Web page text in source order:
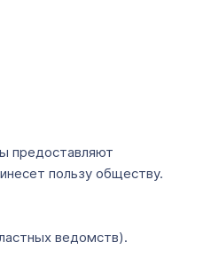
предоставляют
пользу обществу.
ведомств).